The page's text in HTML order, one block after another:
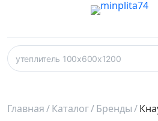
Главная Каталог Бренды